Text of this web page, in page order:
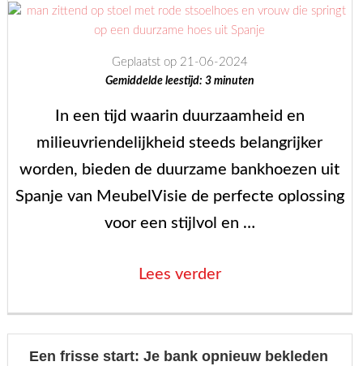
Geplaatst op 21-06-2024
Gemiddelde leestijd: 3 minuten
In een tijd waarin duurzaamheid en
milieuvriendelijkheid steeds belangrijker
worden, bieden de duurzame bankhoezen uit
Spanje van MeubelVisie de perfecte oplossing
voor een stijlvol en …
Lees verder“Duurzame
Spanje:
Een frisse start: Je bank opnieuw bekleden